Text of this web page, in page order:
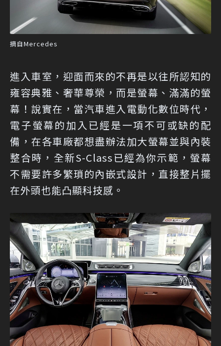
摘自Mercedes
進入車室，迎面而來的不再是以往所認知的
雍容典雅、奢華尊榮，而是螢幕、滿滿的螢
幕！說實在，當汽車進入電動化數位時代，
電子螢幕的加入已經是一項不可或缺的配
備，在各車廠都想盡辦法加大螢幕並與內裝
整合時，全新S-Class已經為你示範，螢幕
不需要許多繁瑣的內嵌式設計，直接整片擺
在外頭也能凸顯科技感。